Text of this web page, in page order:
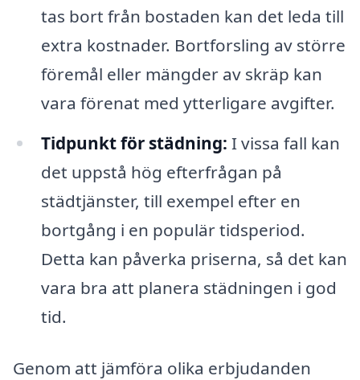
tas bort från bostaden kan det leda till
extra kostnader. Bortforsling av större
föremål eller mängder av skräp kan
vara förenat med ytterligare avgifter.
Tidpunkt för städning: I vissa fall kan
det uppstå hög efterfrågan på
städtjänster, till exempel efter en
bortgång i en populär tidsperiod.
Detta kan påverka priserna, så det kan
vara bra att planera städningen i god
tid.
Genom att jämföra olika erbjudanden